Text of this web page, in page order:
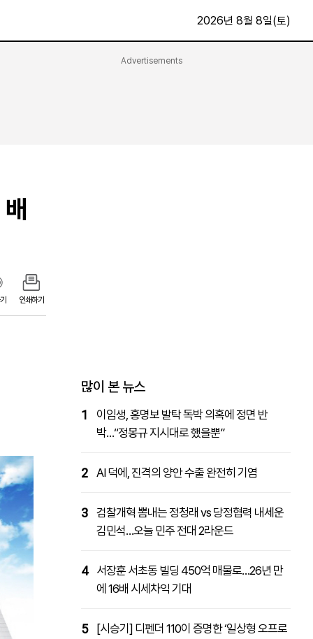
2026년 8월 8일(토)
Advertisements
인쇄하기
많이 본 뉴스
1
이임생, 홍명보 발탁 독박 의혹에 정면 반
박…“정몽규 지시대로 했을뿐”
2 AI 덕에, 진격의 양안 수출 완전히 기염
3 검찰개혁 뽐내는 정청래 vs 당정협력 내세운
김민석…오늘 민주 전대 2라운드
4
서장훈 서초동 빌딩 450억 매물로…26년 만
에 16배 시세차익 기대
5
[시승기] 디펜더 110이 증명한 ‘일상형 오프로